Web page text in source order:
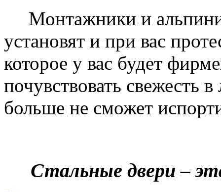
Монтажники и
установят и при вас
которое у вас будет
почувствовать свежесть
больше не сможет
Стальные двери –